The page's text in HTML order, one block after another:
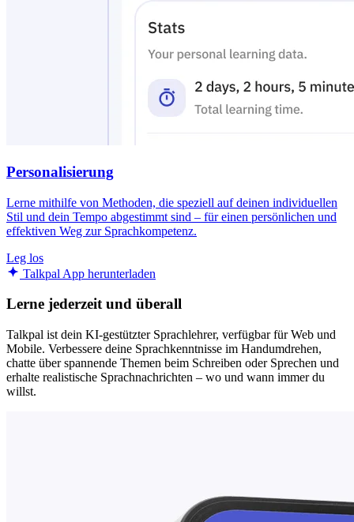
Personalisierung
Lerne mithilfe von Methoden, die speziell auf deinen individuellen
Stil und dein Tempo abgestimmt sind – für einen persönlichen und
effektiven Weg zur Sprachkompetenz.
Leg los
Talkpal App herunterladen
Lerne jederzeit und überall
Talkpal ist dein KI-gestützter Sprachlehrer, verfügbar für Web und
Mobile. Verbessere deine Sprachkenntnisse im Handumdrehen,
chatte über spannende Themen beim Schreiben oder Sprechen und
erhalte realistische Sprachnachrichten – wo und wann immer du
willst.